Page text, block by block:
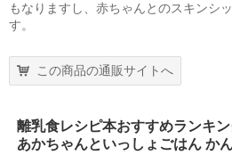
もなりますし、赤ちゃんとのスキンシ
す。
この商品の通販サイトへ
離乳食レシピ本おすすめランキ
あかちゃんといっしょごはん か